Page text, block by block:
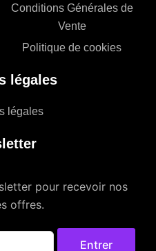
Conditions Générales de
Vente
Politique de cookies
légales
légales
pour recevoir nos
offres.
Entrer